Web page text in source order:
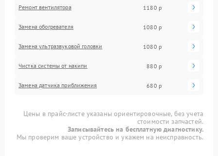
Ремонт вентилятора 1180 р
Замена обогревателя 1080 р
Замена ультразвуковой головки 1080 р
Чистка системы от накипи 880 р
Замена датчика приближения 680 р
Цены в прайс-листе указаны ориентировочные, без учета
стоимости запчастей.
Записывайтесь на бесплатную диагностику.
Мы проверим ваше устройство и укажем на неисправность.